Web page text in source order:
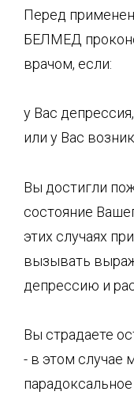
Перед
БЕЛМЕД
врачом, если:
у Вас
или у Вас
Вы достигли
состояние
этих случаях
вызывать
депрессию и
Вы страдаете
- в этом случае